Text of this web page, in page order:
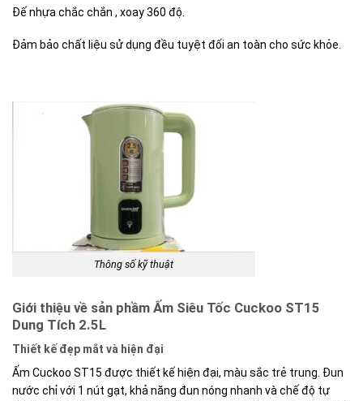
Đế nhựa chắc chắn , xoay 360 độ.
Đảm bảo chất liệu sử dụng đều tuyệt đối an toàn cho sức khỏe.
Thông số kỹ thuật
Giới thiệu về sản phầm Ấm Siêu Tốc Cuckoo ST15
Dung Tích 2.5L
Thiết kế đẹp mắt và hiện đại
Ấm Cuckoo ST15 được thiết kế hiện đại, màu sắc trẻ trung. Đun
nước chỉ với 1 nút gạt, khả năng đun nóng nhanh và chế độ tự